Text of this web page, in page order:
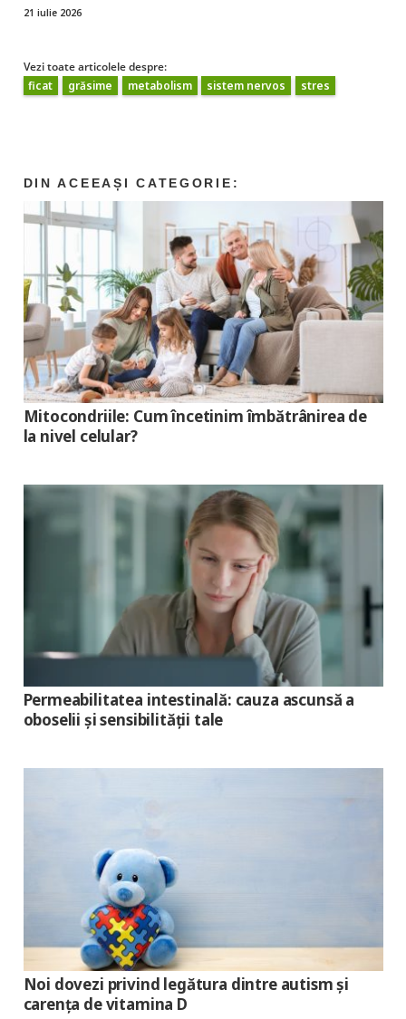
21 iulie 2026
Vezi toate articolele despre:
ficat
grăsime metabolism sistem nervos stres
Mitocondriile: Cum încetinim îmbătrânirea de
la nivel celular?
Permeabilitatea intestinală: cauza ascunsă a
oboselii și sensibilității tale
Noi dovezi privind legătura dintre autism și
carența de vitamina D